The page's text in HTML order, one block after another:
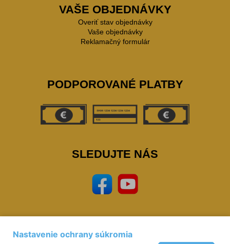
VAŠE OBJEDNÁVKY
Overiť stav objednávky
Vaše objednávky
Reklamačný formulár
PODPOROVANÉ PLATBY
SLEDUJTE NÁS
Prevádzkovateľ: © Miloš Sipták - zeleziarstvo.sk 2023, zeleziarstvo, eshop,
Nastavenie ochrany súkromia